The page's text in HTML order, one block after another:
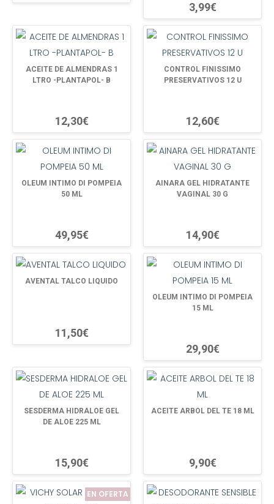
3,99€
ACEITE DE ALMENDRAS 1
LTRO -PLANTAPOL- B
12,30€
CONTROL FINISSIMO
PRESERVATIVOS 12 U
12,60€
OLEUM INTIMO DI POMPEIA
50 ML
49,95€
AINARA GEL HIDRATANTE
VAGINAL 30 G
14,90€
AVENTAL TALCO LIQUIDO
11,50€
OLEUM INTIMO DI POMPEIA
15 ML
29,90€
SESDERMA HIDRALOE GEL
DE ALOE 225 ML
15,90€
ACEITE ARBOL DEL TE 18 ML
9,90€
EN OFERTA